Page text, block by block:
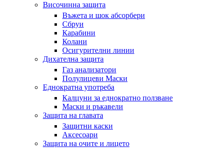
Височинна защита
Въжета и шок абсорбери
Сбруи
Карабини
Колани
Осигурителни линии
Дихателна защита
Газ анализатори
Полулицеви Маски
Еднократна употреба
Калцуни за еднократно ползване
Маски и ръкавели
Защита на главата
Защитни каски
Аксесоари
Защита на очите и лицето